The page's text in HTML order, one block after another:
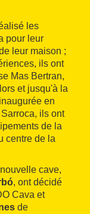
les
pour leur
leur maison ;
ils ont
Mas Bertran,
et jusqu'à la
en
ils ont
de la
centre de la
cave,
, ont décidé
Cava et
de